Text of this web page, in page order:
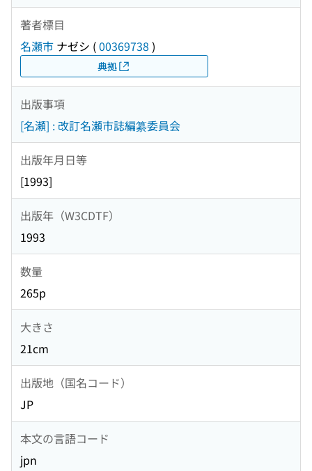
著者標目
名瀬市 ナゼシ (00369738 )
典拠
出版事項
[名瀬] : 改訂名瀬市誌編纂委員会
出版年月日等
[1993]
出版年（W3CDTF）
1993
数量
265p
大きさ
21cm
出版地（国名コード）
JP
本文の言語コード
jpn